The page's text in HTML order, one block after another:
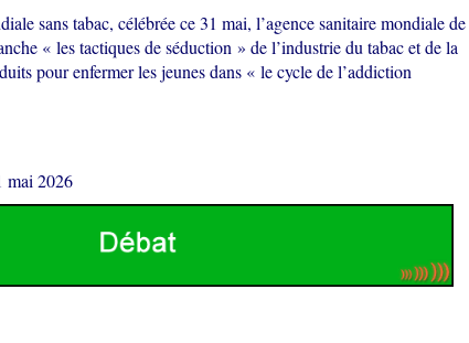
sans tabac, célébrée ce 31 mai, l’agence sanitaire mondiale de
« les tactiques de séduction » de l’industrie du tabac et de la
pour enfermer les jeunes dans « le cycle de l’addiction
mai 2026